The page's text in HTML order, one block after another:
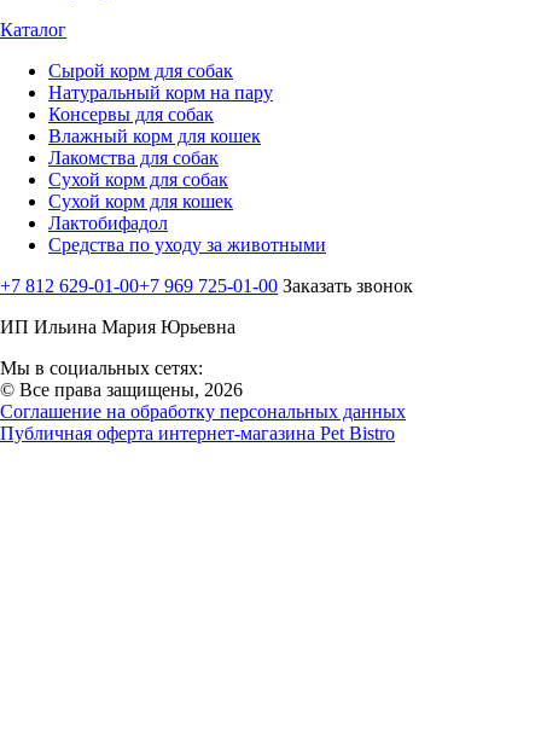
Каталог
Сырой корм для собак
Натуральный корм на пару
Консервы для собак
Влажный корм для кошек
Лакомства для собак
Сухой корм для собак
Сухой корм для кошек
Лактобифадол
Средства по уходу за животными
+7 812 629-01-00+7 969 725-01-00 Заказать звонок
ИП Ильина Мария Юрьевна
Мы в социальных сетях:
© Все права защищены, 2026
Соглашение на обработку персональных данных
Публичная оферта интернет-магазина Pet Bistro